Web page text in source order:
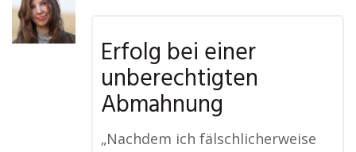
Erfolg bei einer
unberechtigten
Abmahnung
„Nachdem ich fälschlicherweise